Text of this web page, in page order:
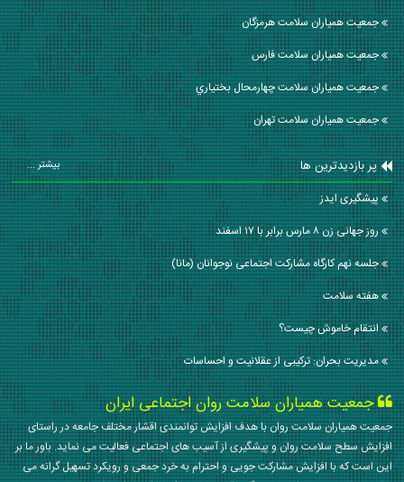
جمعیت همیاران سلامت هرمزگان
جمعیت همیاران سلامت فارس
جمعیت همیاران سلامت چهارمحال بختياري
جمعیت همیاران سلامت تهران
پر بازدیدترین ها بیشتر ...
پیشگیری ایدز
روز جهانی زن ۸ مارس برابر با ۱۷ اسفند
جلسه نهم کارگاه مشارکت اجتماعی نوجوانان (مانا)
هفته سلامت
انتقام خاموش چیست؟
مدیریت بحران: ترکیبی از عقلانیت و احساسات
جمعیت همیاران سلامت روان اجتماعی ایران
جمعیت همیاران سلامت روان با هدف افزایش توانمندی اقشار مختلف جامعه در راستای
افزایش سطح سلامت روان و پیشگیری از آسیب های اجتماعی فعالیت می نماید. باور ما بر
این است که با افزایش مشارکت جویی و احترام به خرد جمعی و رویکرد تسهیل گرانه می